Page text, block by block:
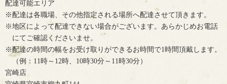
配達可能エリア
※配達は各職場、その他指定される場所へ配達させて頂きます。
※地区によって配達できない場合がございます。あらかじめお電話
にてご確認くださいませ。
※配達の時間の幅をお受け取りができるお時間で1時間頂戴します。
（例：11時～12時、10時30分～11時30分）
宮崎店